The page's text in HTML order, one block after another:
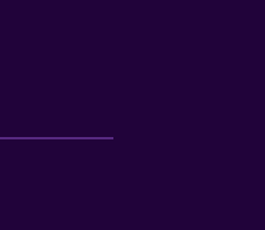
y
negocios